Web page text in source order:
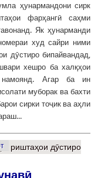
ҳунармандони сирк
фарҳангӣ саҳми
Як ҳунарманди
худ сайри ними
дӯстиро бипайвандад,
хешро ба халқҳои
намоянд. Агар ба ин
муборак ва бахти
сирки тоҷик ва аҳли
риштаҳои дӯстиро